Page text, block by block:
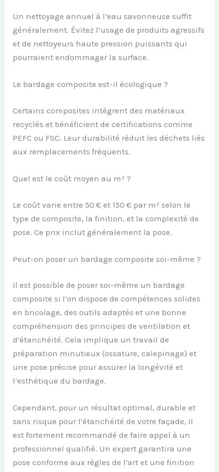
Un nettoyage annuel à l’eau savonneuse suffit
généralement. Évitez l’usage de produits agressifs
et de nettoyeurs haute pression puissants qui
pourraient endommager la surface.
Le bardage composite est-il écologique ?
Certains composites intègrent des matériaux
recyclés et bénéficient de certifications comme
PEFC ou FSC. Leur durabilité réduit les déchets liés
aux remplacements fréquents.
Quel est le coût moyen au m² ?
Le coût varie entre 50 € et 150 € par m² selon le
type de composite, la finition, et la complexité de
pose. Ce prix inclut généralement la pose.
Peut-on poser un bardage composite soi-même ?
Il est possible de poser soi-même un bardage
composite si l’on dispose de compétences solides
en bricolage, des outils adaptés et une bonne
compréhension des principes de ventilation et
d’étanchéité. Cela implique un travail de
préparation minutieux (ossature, calepinage) et
une pose précise pour assurer la longévité et
l’esthétique du bardage.
Cependant, pour un résultat optimal, durable et
sans risque pour l’étanchéité de votre façade, il
est fortement recommandé de faire appel à un
professionnel qualifié. Un expert garantira une
pose conforme aux règles de l’art et une finition